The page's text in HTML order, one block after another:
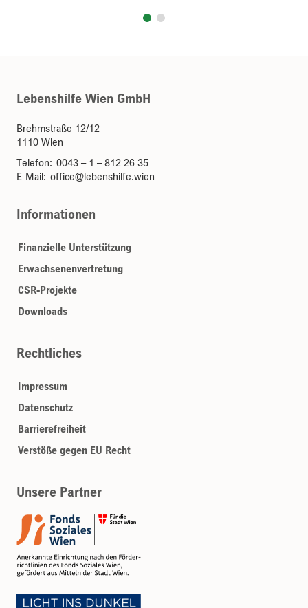
Lebenshilfe Wien GmbH
Brehmstraße 12/12
1110 Wien
Telefon: 0043 – 1 – 812 26 35
E-Mail: office@lebenshilfe.wien
Informationen
Finanzielle Unterstützung
Erwachsenenvertretung
CSR-Projekte
Downloads
Rechtliches
Impressum
Datenschutz
Barrierefreiheit
Verstöße gegen EU Recht
Unsere Partner